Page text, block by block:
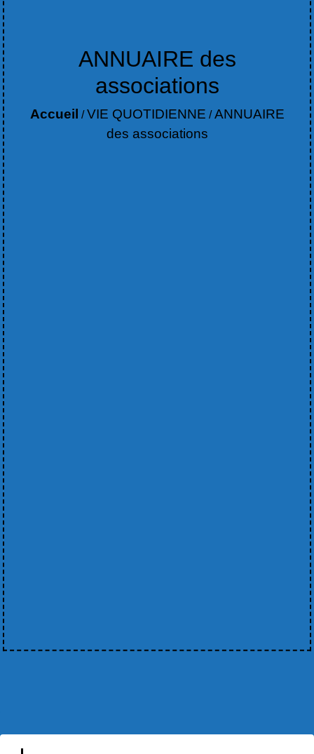
ANNUAIRE des
associations
Accueil /VIE QUOTIDIENNE /ANNUAIRE
des associations